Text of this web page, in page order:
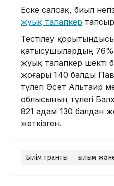
Еске салсақ, биыл
жуық талапкер
Тестілеу
қатысушылардың
жуық талапкер шекті
жоғары 140 балды
түлегі Әсет Альтаир
облысының түлегі
821 адам 130 балдан
жеткізген.
Білім гранты Ғылым